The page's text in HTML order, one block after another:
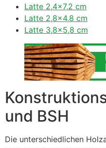
Latte 2,4×7,2 cm
Latte 2,8×4,8 cm
Latte 3,8×5,8 cm
und BSH
Die unterschiedlichen